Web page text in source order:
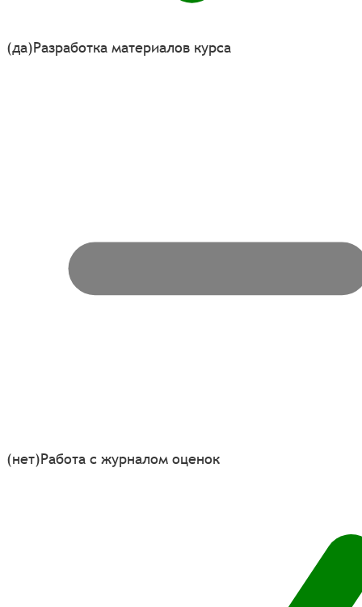
(да)Разработка материалов курса
(нет)Работа с журналом оценок